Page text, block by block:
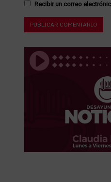
Recibir un correo